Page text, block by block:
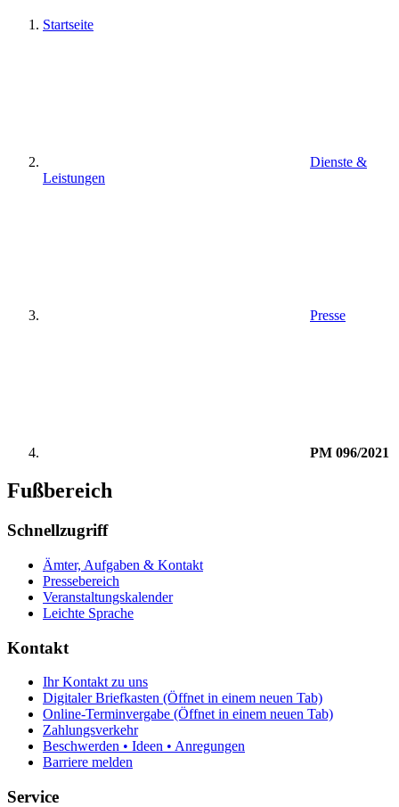
Startseite
Dienste &
Leistungen
Presse
PM 096/2021
Fußbereich
Schnellzugriff
Ämter, Aufgaben & Kontakt
Pressebereich
Veranstaltungskalender
Leichte Sprache
Kontakt
Ihr Kontakt zu uns
Digitaler Briefkasten (Öffnet in einem neuen Tab)
Online-Terminvergabe (Öffnet in einem neuen Tab)
Zahlungsverkehr
Beschwerden • Ideen • Anregungen
Barriere melden
Service